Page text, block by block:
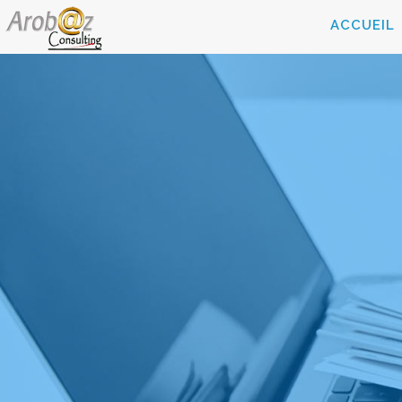
ACCUEIL